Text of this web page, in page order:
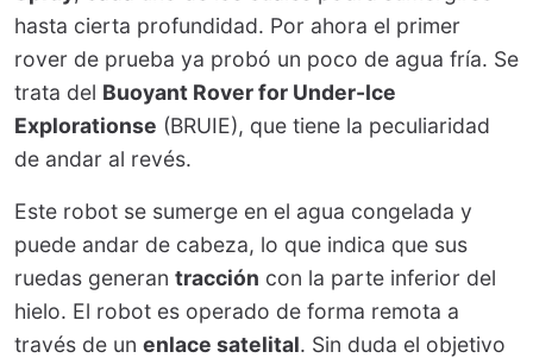
hasta cierta profundidad. Por ahora el primer
rover de prueba ya probó un poco de agua fría. Se
trata del Buoyant Rover for Under-Ice
Explorationse (BRUIE), que tiene la peculiaridad
de andar al revés.
Este robot se sumerge en el agua congelada y
puede andar de cabeza, lo que indica que sus
ruedas generan tracción con la parte inferior del
hielo. El robot es operado de forma remota a
través de un enlace satelital. Sin duda el objetivo